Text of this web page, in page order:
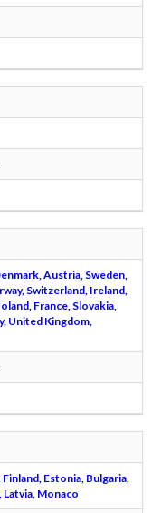
Austria, Sweden,
Switzerland, Ireland,
France, Slovakia,
United Kingdom,
Estonia, Bulgaria,
Latvia, Monaco